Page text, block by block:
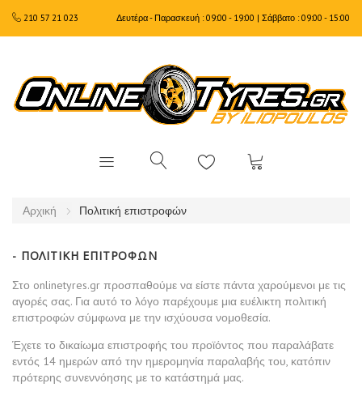
210 57 21 023 Δευτέρα - Παρασκευή : 09:00 - 19:00 | Σάββατο : 09:00 - 15:00
Αρχική Πολιτική επιστροφών
- ΠΟΛΙΤΙΚΉ ΕΠΙΤΡΟΦΏΝ
Στο onlinetyres.gr προσπαθούμε να είστε πάντα χαρούμενοι με τις
αγορές σας. Για αυτό το λόγο παρέχουμε μια ευέλικτη πολιτική
επιστροφών σύμφωνα με την ισχύουσα νομοθεσία.
Έχετε το δικαίωμα επιστροφής του προϊόντος που παραλάβατε
εντός 14 ημερών από την ημερομηνία παραλαβής του, κατόπιν
πρότερης συνεννόησης με το κατάστημά μας.